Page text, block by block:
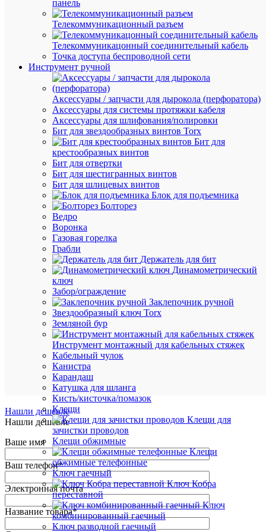
панель
Телекоммуникационный разъем
Телекоммуникацонный соединительный кабель
Точка доступа беспроводной сети
Инструмент ручной
Аксессуары / запчасти для дырокола (перфоратора)
Аксессуары для системы протяжки кабеля
Аксессуары для шлифования/полировки
Бит для звездообразных винтов Torx
Бит для
крестообразных винтов
Бит для отвертки
Бит для шестигранных винтов
Бит для шлицевых винтов
Блок для подъемника
Болторез
Ведро
Воронка
Газовая горелка
Грабли
Держатель для бит
Динамометрический
ключ
Забор/ограждение
Заклепочник ручной
Звездообразный ключ Torx
Земляной бур
Инструмент монтажный для кабельных стяжек
Кабельный чулок
Канистра
Карандаш
Катушка для шланга
Кисть/кисточка/помазок
Клещи
Клещи для
зачистки проводов
Клещи обжимные
Клещи
обжимные телефонные
Ключ гаечный
Ключ Кобра
переставной
Ключ
комбинированный гаечный
Ключ разводной гаечный
M32х1.5
никелир.
DKC
В
К
Нашли дешевле
Нашли дешевле
Ваше имя
Ваш телефон*
Электронная почта
Название товара*